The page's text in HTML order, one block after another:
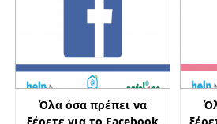
Όλα όσα πρέπει να